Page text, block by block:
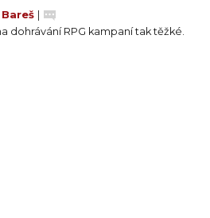
|
dohrávání RPG kampaní tak těžké.